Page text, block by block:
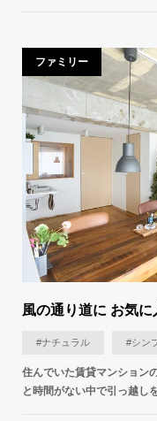
ファミリー
風の通り道に お気に
#ナチュラル #シン
住んでいた賃貸マンション
と時間がない中で引っ越し